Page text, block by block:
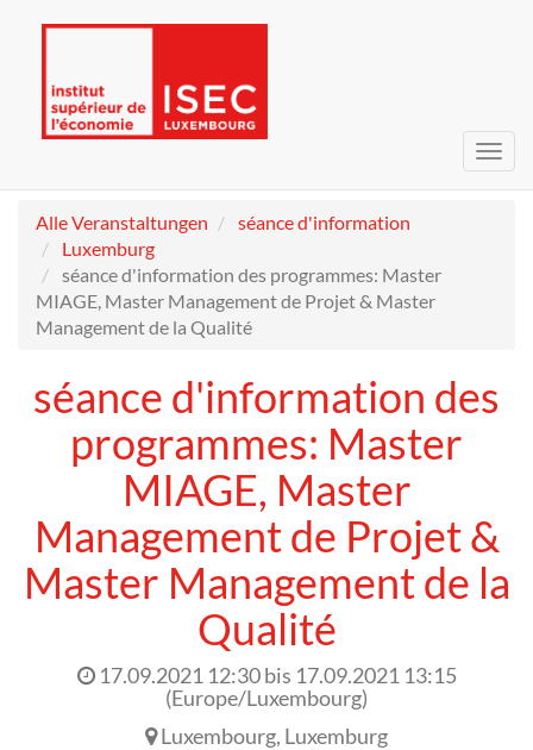
Alle Veranstaltungen
séance d'information
Luxemburg
séance d'information des programmes: Master
MIAGE, Master Management de Projet & Master
Management de la Qualité
séance d'information des
programmes: Master
MIAGE, Master
Management de Projet &
Master Management de la
Qualité
17.09.2021 12:30bis 17.09.2021 13:15
(Europe/Luxembourg)
Luxembourg, Luxemburg